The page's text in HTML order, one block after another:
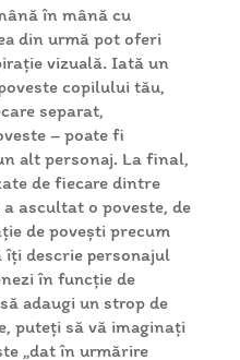
în mână cu
din urmă pot oferi
vizuală. Iată un
copilului tău,
separat,
– poate fi
alt personaj. La final,
de fiecare dintre
ascultat o poveste, de
de povești precum
descrie personajul
în funcție de
adaugi un strop de
puteți să vă imaginați
„dat în urmărire